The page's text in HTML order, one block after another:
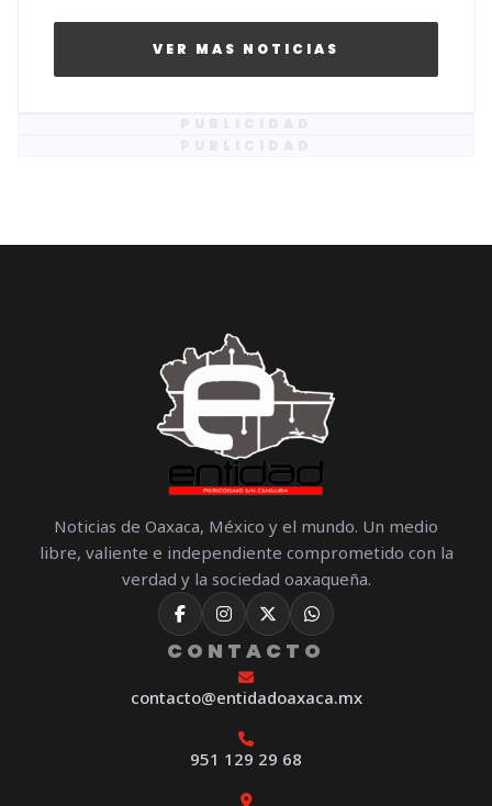
VER MAS NOTICIAS
Noticias de Oaxaca, México y el mundo. Un medio
libre, valiente e independiente comprometido con la
verdad y la sociedad oaxaqueña.
CONTACTO
contacto@entidadoaxaca.mx
951 129 29 68